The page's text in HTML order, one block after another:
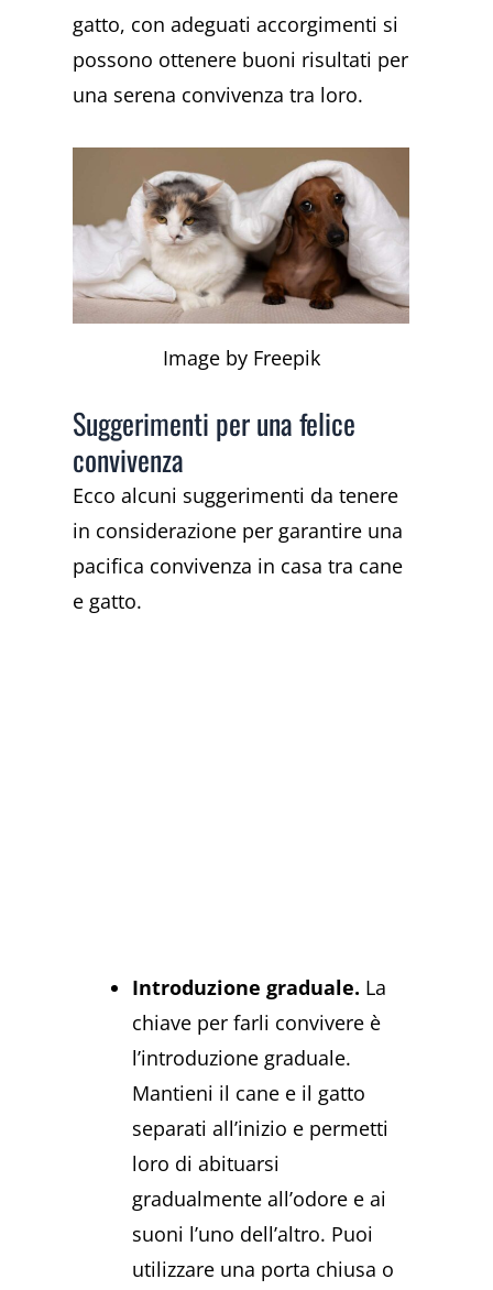
gatto, con adeguati accorgimenti si
possono ottenere buoni risultati per
una serena convivenza tra loro.
Image by Freepik
Suggerimenti per una felice
convivenza
Ecco alcuni suggerimenti da tenere
in considerazione per garantire una
pacifica convivenza in casa tra cane
e gatto.
Introduzione graduale. La
chiave per farli convivere è
l’introduzione graduale.
Mantieni il cane e il gatto
separati all’inizio e permetti
loro di abituarsi
gradualmente all’odore e ai
suoni l’uno dell’altro. Puoi
utilizzare una porta chiusa o